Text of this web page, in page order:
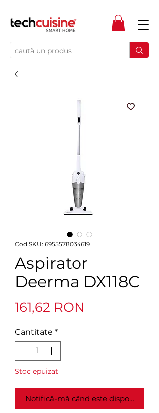
Cod SKU: 6955578034619
Aspirator
Deerma DX118C
161,62 RON
Cantitate *
Stoc epuizat
Notifică-mă când este disponibil